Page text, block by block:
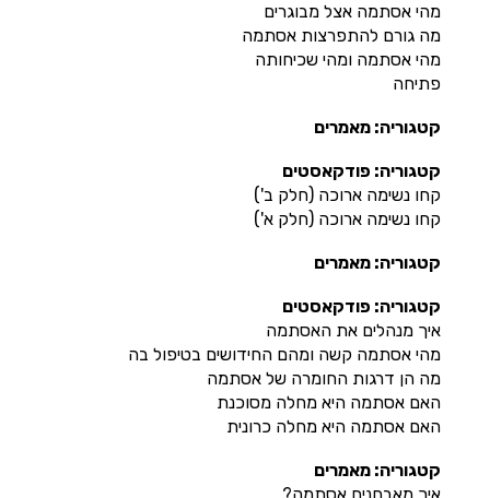
מהי אסתמה אצל מבוגרים
מה גורם להתפרצות אסתמה
מהי אסתמה ומהי שכיחותה
פתיחה
קטגוריה: מאמרים
קטגוריה: פודקאסטים
קחו נשימה ארוכה (חלק ב')
קחו נשימה ארוכה (חלק א')
קטגוריה: מאמרים
קטגוריה: פודקאסטים
איך מנהלים את האסתמה
מהי אסתמה קשה ומהם החידושים בטיפול בה
מה הן דרגות החומרה של אסתמה
האם אסתמה היא מחלה מסוכנת
האם אסתמה היא מחלה כרונית
קטגוריה: מאמרים